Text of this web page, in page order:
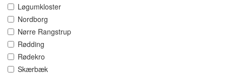
Løgumkloster
Nordborg
Nørre Rangstrup
Rødding
Rødekro
Skærbæk